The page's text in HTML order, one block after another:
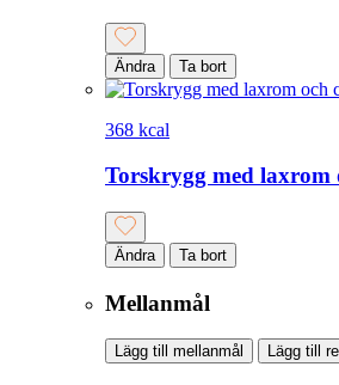
Ändra Ta bort
368 kcal
Torskrygg med laxrom
Ändra Ta bort
Mellanmål
Lägg till mellanmål Lägg till